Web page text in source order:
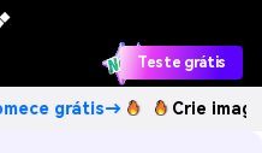
Teste grátis
Crie imagens com